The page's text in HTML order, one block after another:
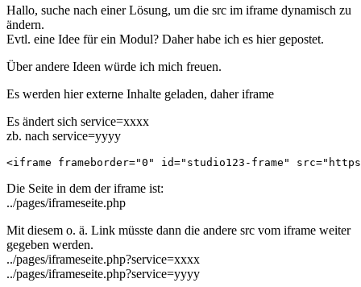
Hallo, suche nach einer Lösung, um die src im iframe dynamisch zu
ändern.
Evtl. eine Idee für ein Modul? Daher habe ich es hier gepostet.
Über andere Ideen würde ich mich freuen.
Es werden hier externe Inhalte geladen, daher iframe
Es ändert sich service=xxxx
zb. nach service=yyyy
<iframe frameborder="0" id="studio123-frame"
Die Seite in dem der iframe ist:
../pages/iframeseite.php
Mit diesem o. ä. Link müsste dann die andere src vom iframe weiter
gegeben werden.
../pages/iframeseite.php?service=xxxx
../pages/iframeseite.php?service=yyyy